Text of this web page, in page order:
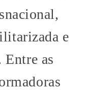
e
as